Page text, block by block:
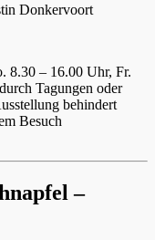
Donkervoort
8.30 – 16.00 Uhr, Fr.
Tagungen oder
behindert
Besuch
–